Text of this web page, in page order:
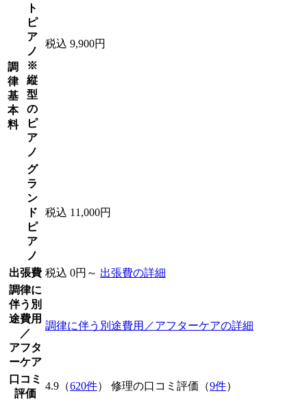
調
律
基
本
料
ト
ピ
ア
ノ
※
縦
型
の
ピ
ア
ノ
税込 9,900円
グ
ラ
ン
ド
ピ
ア
ノ
税込 11,000円
出張費 税込 0円～ 出張費の詳細
調律に
伴う別
途費用
／
アフタ
ーケア
調律に伴う別途費用／アフターケアの詳細
口コミ
評価
4.9（620件） 修理の口コミ評価（9件）